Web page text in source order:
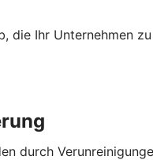
die Ihr Unternehmen
durch